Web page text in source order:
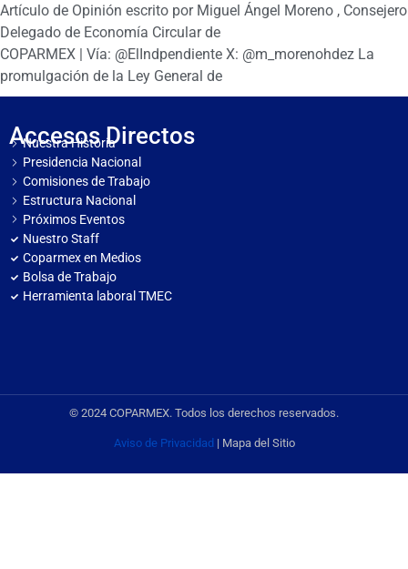
Artículo de Opinión escrito por Miguel Ángel Moreno , Consejero
Delegado de Economía Circular de
COPARMEX | Vía: @ElIndpendiente X: @m_morenohdez La
promulgación de la Ley General de
Accesos Directos
Nuestra Historia
Presidencia Nacional
Comisiones de Trabajo
Estructura Nacional
Próximos Eventos
Nuestro Staff
Coparmex en Medios
Bolsa de Trabajo
Herramienta laboral TMEC
© 2024 COPARMEX. Todos los derechos reservados.
Aviso de Privacidad | Mapa del Sitio